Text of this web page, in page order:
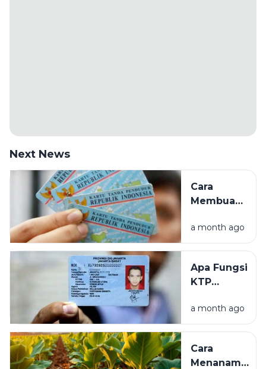
Next News
Cara
Membuat
Elektronik
(e-KTP)
Kali:
Syarat,
dan Biaya
a month ago
Apa Fungsi
KTP
KTP)? Ini
Pengertian,
Manfaat, dan
Kegunaannya
a month ago
Cara
Menanam